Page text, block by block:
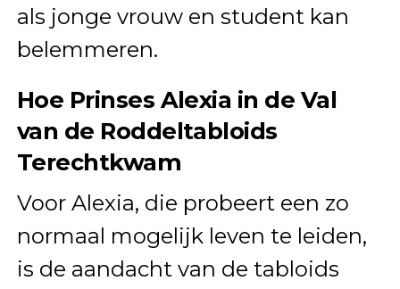
als jonge vrouw en student kan
belemmeren.
Hoe Prinses Alexia in de Val
van de Roddeltabloids
Terechtkwam
Voor Alexia, die probeert een zo
normaal mogelijk leven te leiden,
is de aandacht van de tabloids